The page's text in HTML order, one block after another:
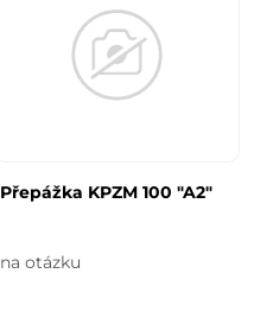
Přepážka KPZM 100 "A2"
na otázku